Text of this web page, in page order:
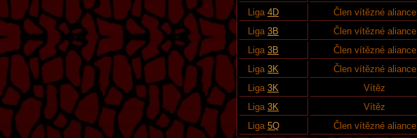
Liga 4D Člen vítězné aliance
Liga 3B Člen vítězné aliance
Liga 3B Člen vítězné aliance
Liga 3K Člen vítězné aliance
Liga 3K Vítěz
Liga 3K Vítěz
Liga 5Q Člen vítězné aliance